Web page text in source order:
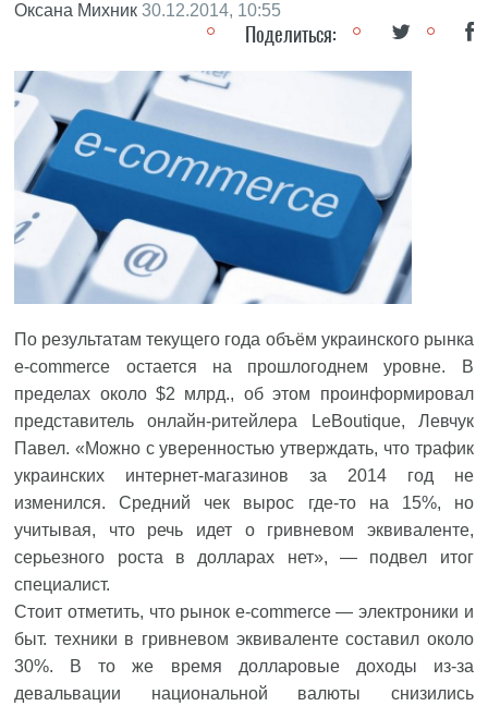
Оксана Михник 30.12.2014, 10:55
Поделиться:
По результатам текущего года объём украинского рынка
e-commerce остается на прошлогоднем уровне. В
пределах около $2 млрд., об этом проинформировал
представитель онлайн-ритейлера LeBoutique, Левчук
Павел. «Можно с уверенностью утверждать, что трафик
украинских интернет-магазинов за 2014 год не
изменился. Средний чек вырос где-то на 15%, но
учитывая, что речь идет о гривневом эквиваленте,
серьезного роста в долларах нет», — подвел итог
специалист.
Стоит отметить, что рынок e-commerce — электроники и
быт. техники в гривневом эквиваленте составил около
30%. В то же время долларовые доходы из-за
девальвации национальной валюты снизились